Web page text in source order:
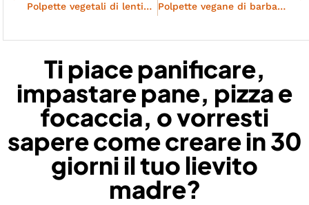
Polpette vegetali di lenticchie al sugo | Una bomba gustosa Polpette vegane di barbabietola | Morbide, sane e colorate
Ti piace panificare,
impastare pane, pizza e
focaccia, o vorresti
sapere come creare in 30
giorni il tuo lievito
madre?